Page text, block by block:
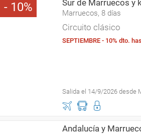
10 Sur de Marruecos y
Marruecos, 8 días
Circuito clásico
SEPTIEMBRE - 10% dto.
Salida el 14/9/2026 desde
Andalucía y